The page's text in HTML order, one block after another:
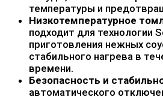
температуры и
Низкотемпературное
подходит для технологии
приготовления нежных
стабильного нагрева в
времени.
Безопасность и
автоматического